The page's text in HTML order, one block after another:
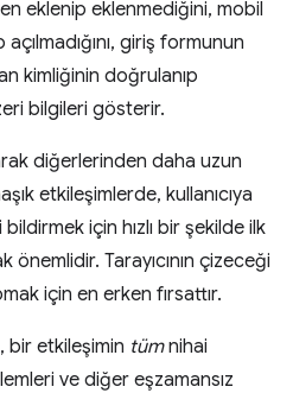
eklenip eklenmediğini, mobil
giriş formunun
kimliğinin doğrulanıp
bilgileri gösterir.
diğerlerinden daha uzun
etkileşimlerde, kullanıcıya
için hızlı bir şekilde ilk
Tarayıcının çizeceği
için en erken fırsattır.
bir etkileşimin tümnihai
ve diğer eşzamansız